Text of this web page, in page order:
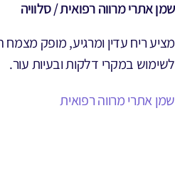
שמן אתרי מרווה רפואית / סלוויה
מציע ריח עדין ומרגיע, מופק
לשימוש במקרי דלקות ובעיות עור.
שמן אתרי מרווה רפואית